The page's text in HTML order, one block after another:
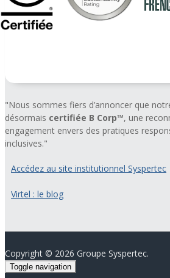
"Nous sommes fiers d’annoncer que
désormais certifiée B Corp™, une
engagement envers des pratiques
inclusives."
Accédez au site institutionnel Syspertec
Virtel : le blog
Copyright © 2026 Groupe Syspertec.
Toggle navigation